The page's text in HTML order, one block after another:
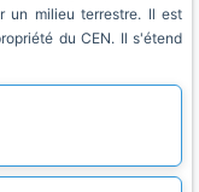
un milieu terrestre. Il est
du CEN. Il s'étend